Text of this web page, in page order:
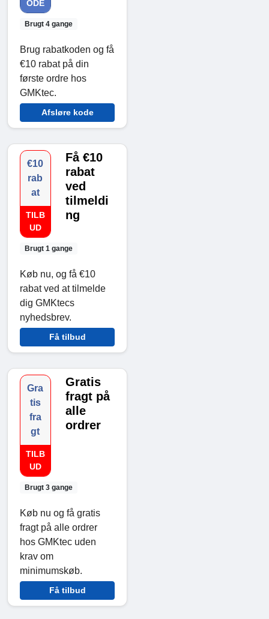
ODE
Brugt 4 gange
Brug rabatkoden og få
€10 rabat på din
første ordre hos
GMKtec.
Afsløre kode
€10
rab
at
TILB
UD
Brugt 1 gange
Få €10
rabat
ved
tilmeldi
ng
Køb nu, og få €10
rabat ved at tilmelde
dig GMKtecs
nyhedsbrev.
Få tilbud
Gra
tis
fra
gt
TILB
UD
Brugt 3 gange
Gratis
fragt på
alle
ordrer
Køb nu og få gratis
fragt på alle ordrer
hos GMKtec uden
krav om
minimumskøb.
Få tilbud